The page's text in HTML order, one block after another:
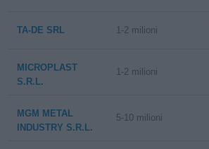
TA-DE SRL 1-2 milioni
MICROPLAST
S.R.L.
1-2 milioni
MGM METAL
INDUSTRY S.R.L.
5-10 milioni